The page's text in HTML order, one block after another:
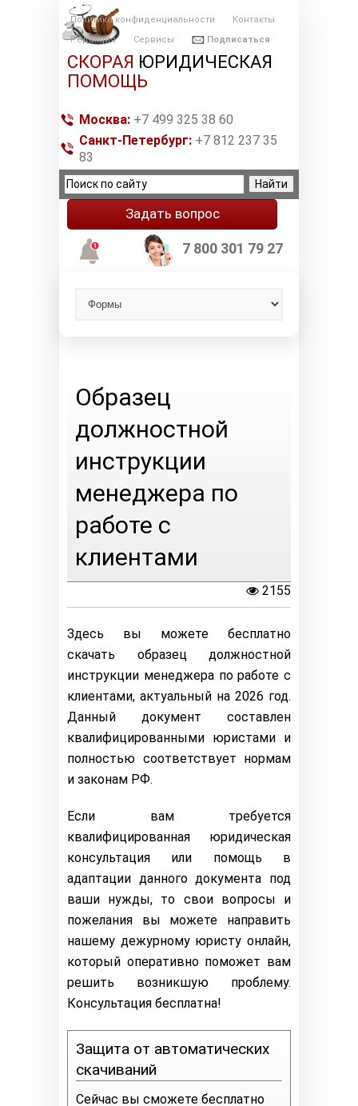
Политика конфиденциальности
Контакты
Редакция
Сервисы Подписаться
СКОРАЯ ЮРИДИЧЕСКАЯ
ПОМОЩЬ
Москва: +7 499 325 38 60
Санкт-Петербург: +7 812 237 35
83
Задать вопрос
7 800 301 79 27
Образец
должностной
инструкции
менеджера по
работе с
клиентами
2155
Здесь вы можете бесплатно
скачать образец должностной
инструкции менеджера по работе с
клиентами, актуальный на 2026 год.
Данный документ составлен
квалифицированными юристами и
полностью соответствует нормам
и законам РФ.
Если вам требуется
квалифицированная юридическая
консультация или помощь в
адаптации данного документа под
ваши нужды, то свои вопросы и
пожелания вы можете направить
нашему дежурному юристу онлайн,
который оперативно поможет вам
решить возникшую проблему.
Консультация бесплатна!
Защита от автоматических
скачиваний
Сейчас вы сможете бесплатно